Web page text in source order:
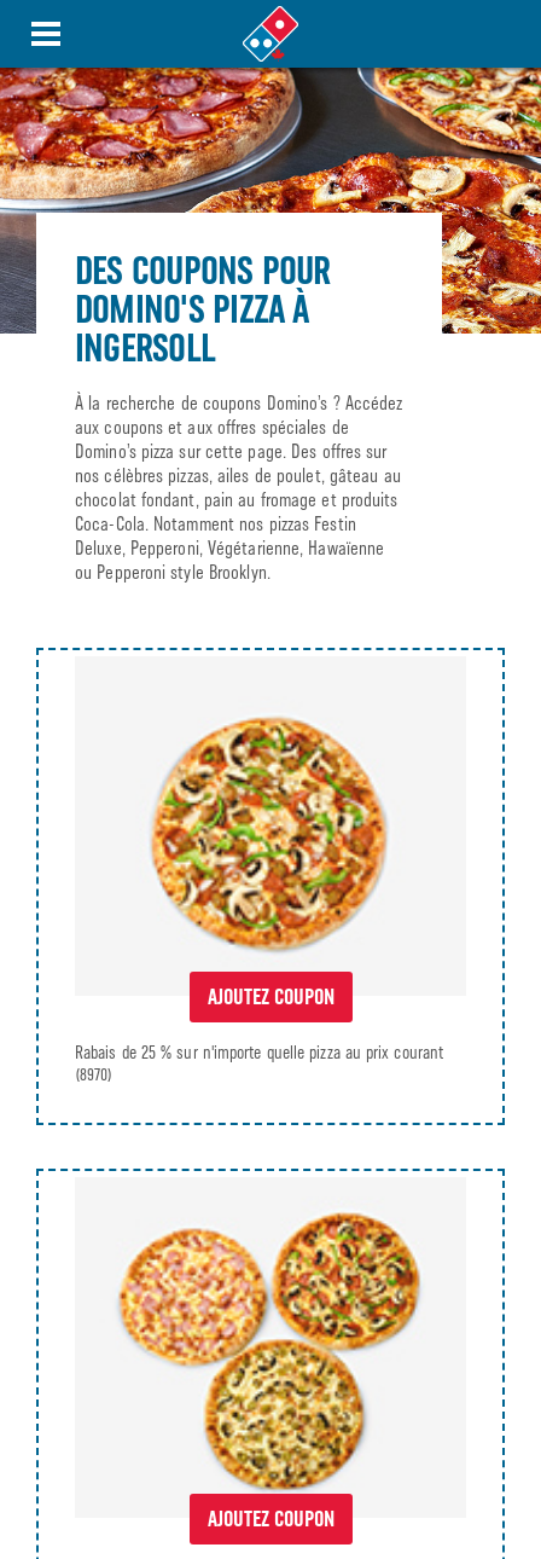
DES COUPONS POUR
DOMINO'S PIZZA À
INGERSOLL
À la recherche de coupons Domino’s ? Accédez
aux coupons et aux offres spéciales de
Domino’s pizza sur cette page. Des offres sur
nos célèbres pizzas, ailes de poulet, gâteau au
chocolat fondant, pain au fromage et produits
Coca-Cola. Notamment nos pizzas Festin
Deluxe, Pepperoni, Végétarienne, Hawaïenne
ou Pepperoni style Brooklyn.
AJOUTEZ COUPON
Rabais de 25 % sur n'importe quelle pizza au prix courant
(8970)
AJOUTEZ COUPON